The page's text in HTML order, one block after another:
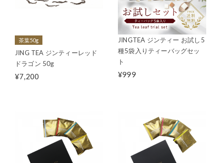
茶葉50g
JING TEA ジンティーレッド
ドラゴン 50g
¥7,200
JINGTEA ジンティー お試し5
種5袋入りティーバッグセッ
ト
¥999